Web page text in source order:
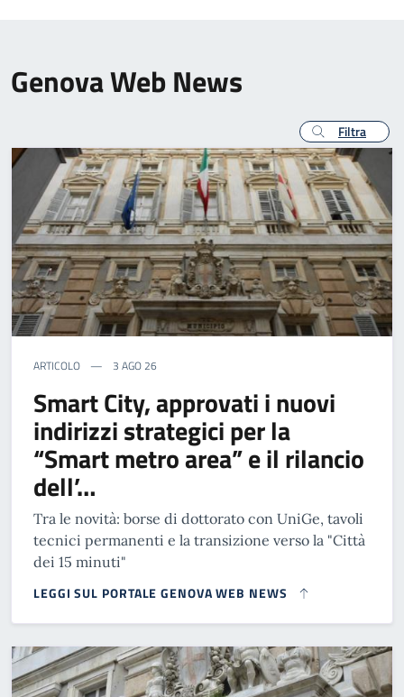
Genova Web News
Filtra
ARTICOLO 3 AGO 26
Smart City, approvati i nuovi
indirizzi strategici per la
“Smart metro area” e il rilancio
dell’…
Tra le novità: borse di dottorato con UniGe, tavoli
tecnici permanenti e la transizione verso la "Città
dei 15 minuti"
LEGGI SUL PORTALE GENOVA WEB NEWS